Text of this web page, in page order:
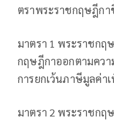
ตราพระราชกฤษฎีกา
มาตรา 1 พระราชกฤ
กฤษฎีกาออกตามควา
การยกเว้นภาษีมูลค่า
มาตรา 2 พระราชก